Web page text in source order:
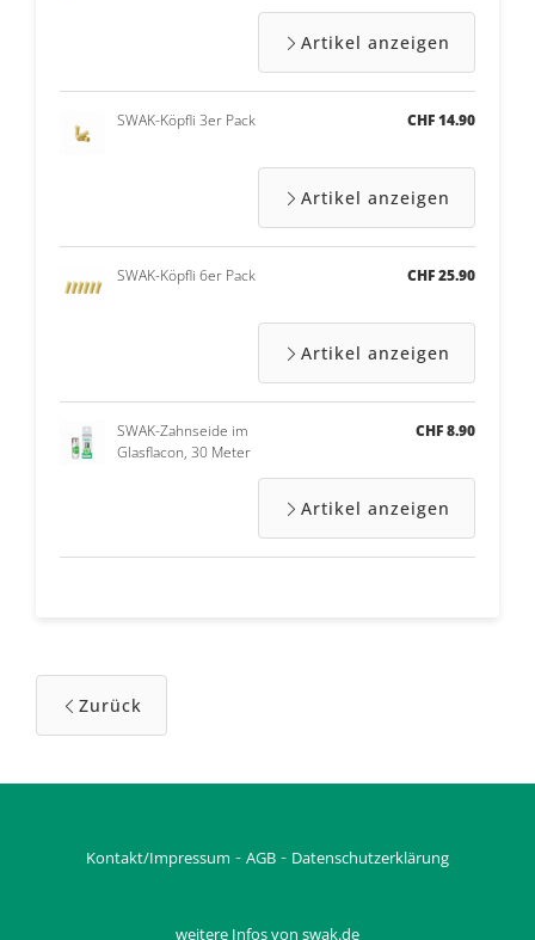
Artikel anzeigen
SWAK-Köpfli 3er Pack CHF 14.90
Artikel anzeigen
SWAK-Köpfli 6er Pack CHF 25.90
Artikel anzeigen
SWAK-Zahnseide im
Glasflacon, 30 Meter
CHF 8.90
Artikel anzeigen
Zurück
Kontakt/Impressum - AGB - Datenschutzerklärung
weitere Infos von swak.de